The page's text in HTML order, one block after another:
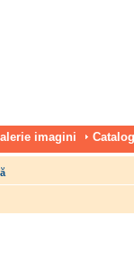
imagini